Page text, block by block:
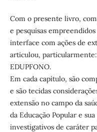
Com o presente livro,
e pesquisas
interface com ações de
articulou, particularmente:
EDUPFONO.
Em cada capítulo, são
e são tecidas
extensão no campo da
da Educação Popular e
investigativos de caráter